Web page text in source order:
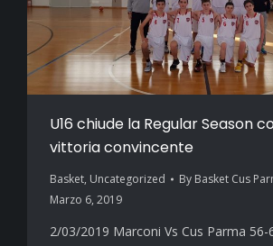
U16 chiude la Regular Season
vittoria convincente
Basket, Uncategorized By Basket Cus
Marzo 6, 2019
2/03/2019 Marconi Vs Cus Parma 56-